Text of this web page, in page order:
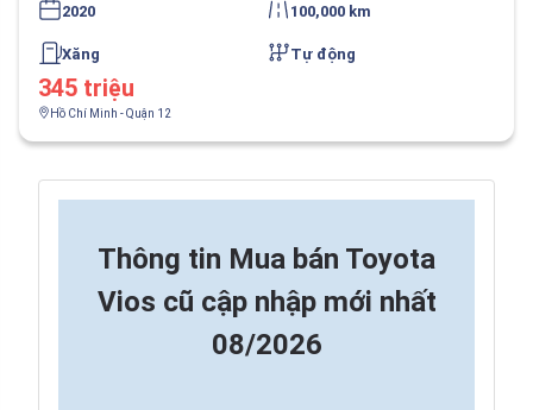
2020 100,000 km
Xăng Tự động
345 triệu
Hồ Chí Minh - Quận 12
Thông tin Mua bán Toyota
Vios cũ cập nhập mới nhất
08/2026